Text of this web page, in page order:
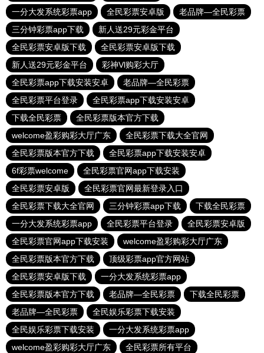
一分大发系统彩票app
全民彩票安卓版
老品牌—全民彩票
三分钟彩票app下载
新人送29元彩金平台
全民彩票安卓版下载
全民彩票安卓版下载
新人送29元彩金平台
彩神Vl购彩大厅
全民彩票app下载安装安卓
老品牌—全民彩票
全民彩票平台登录
全民彩票app下载安装安卓
下载全民彩票
全民彩票版本官方下载
welcome盈彩购彩大厅广东
全民彩票下载大全官网
全民彩票版本官方下载
全民彩票app下载安装安卓
6f彩票welcome
全民彩票官网app下载安装
全民彩票安卓版
全民彩票官网最新登录入口
全民彩票下载大全官网
三分钟彩票app下载
下载全民彩票
一分大发系统彩票app
全民彩票平台登录
全民彩票安卓版
全民彩票官网app下载安装
welcome盈彩购彩大厅广东
全民彩票版本官方下载
顶级彩票app官方网站
全民彩票安卓版下载
一分大发系统彩票app
全民彩票版本官方下载
老品牌—全民彩票
下载全民彩票
老品牌—全民彩票
全民娱乐彩票下载安装
全民娱乐彩票下载安装
一分大发系统彩票app
welcome盈彩购彩大厅广东
全民彩票所有平台